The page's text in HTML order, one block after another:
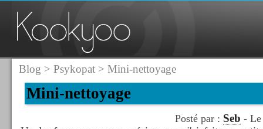
Blog > Psykopat> Mini-nettoyage
Mini-nettoyage
Posté par : Seb - Le